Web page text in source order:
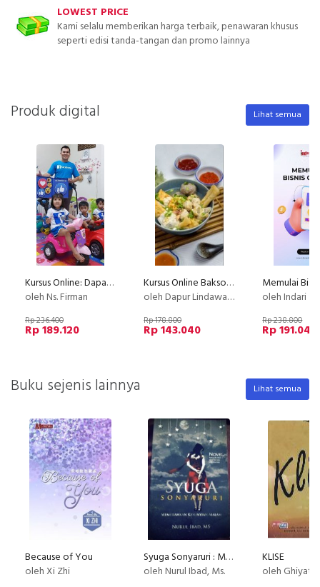
LOWEST PRICE
Kami selalu memberikan harga terbaik, penawaran khusus
seperti edisi tanda-tangan dan promo lainnya
Produk digital Lihat semua
Kursus Online: Dapat Cuan Dollar & Penghasilan dari Facebook [Ecourse Facebook Mastery]
oleh Ns. Firman
Rp 236.400
Rp 189.120
Kursus Online Bakso Malang Dapur Lindawaty PU
oleh Dapur Lindawaty
Rp 178.800
Rp 143.040
Memulai
oleh Indari
Rp 238.800
Rp 191.040
Buku sejenis lainnya Lihat semua
Because of You
oleh Xi Zhi
Syuga Sonyaruri : Memerahkan Kesunyian Malam
oleh Nurul Ibad, Ms.
KLISE
oleh Ghiyat